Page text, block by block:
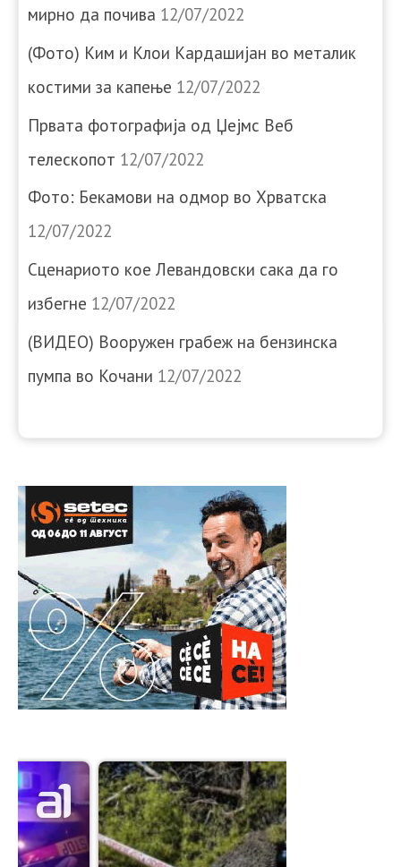
мирно да почива 12/07/2022
(Фото) Ким и Клои Кардашијан во металик
костими за капење 12/07/2022
Првата фотографија од Џејмс Веб
телескопот 12/07/2022
Фото: Бекамови на одмор во Хрватска
12/07/2022
Сценариото кое Левандовски сака да го
избегне 12/07/2022
(ВИДЕО) Вооружен грабеж на бензинска
пумпа во Кочани 12/07/2022